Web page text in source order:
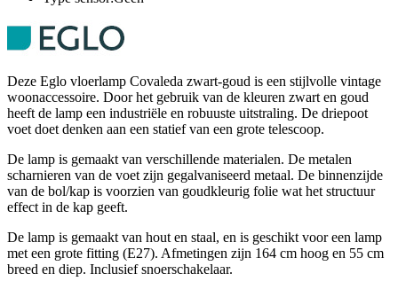
Deze Eglo vloerlamp Covaleda zwart-goud is een stijlvolle vintage
woonaccessoire. Door het gebruik van de kleuren zwart en goud
heeft de lamp een industriële en robuuste uitstraling. De driepoot
voet doet denken aan een statief van een grote telescoop.
De lamp is gemaakt van verschillende materialen. De metalen
scharnieren van de voet zijn gegalvaniseerd metaal. De binnenzijde
van de bol/kap is voorzien van goudkleurig folie wat het structuur
effect in de kap geeft.
De lamp is gemaakt van hout en staal, en is geschikt voor een lamp
met een grote fitting (E27). Afmetingen zijn 164 cm hoog en 55 cm
breed en diep. Inclusief snoerschakelaar.